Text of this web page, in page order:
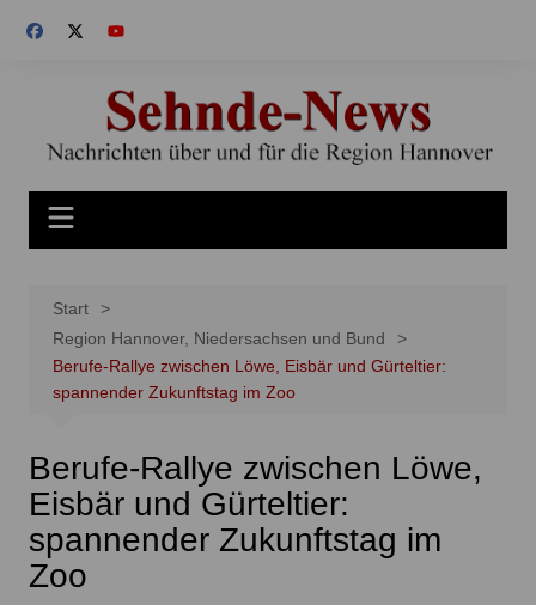
Inhalt
Start
Region Hannover, Niedersachsen und Bund
Berufe-Rallye zwischen Löwe, Eisbär und Gürteltier:
spannender Zukunftstag im Zoo
Berufe-Rallye zwischen Löwe,
Eisbär und Gürteltier:
spannender Zukunftstag im
Zoo